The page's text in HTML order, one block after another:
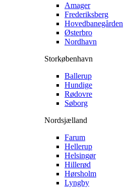
Amager
Frederiksberg
Hovedbanegården
Østerbro
Nordhavn
Storkøbenhavn
Ballerup
Hundige
Rødovre
Søborg
Nordsjælland
Farum
Hellerup
Helsingør
Hillerød
Hørsholm
Lyngby